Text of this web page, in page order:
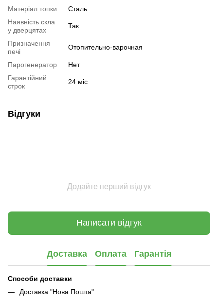
Матеріал топки
Сталь
Наявність скла
у дверцятах
Так
Призначення
печі
Отопительно-варочная
Парогенератор
Нет
Гарантійний
строк
24 міс
Відгуки
Додайте перший відгук
Написати відгук
Доставка Оплата Гарантія
Способи доставки
Доставка "Нова Пошта"